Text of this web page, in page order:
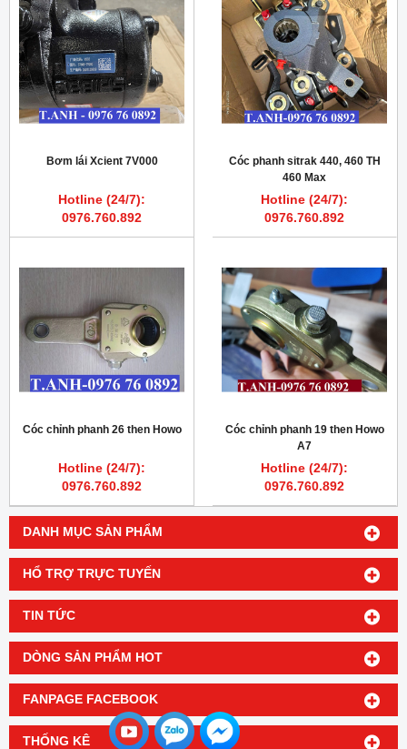
DANH MỤC SẢN PHẨM
HỔ TRỢ TRỰC TUYẾN
TIN TỨC
DÒNG SẢN PHẨM HOT
FANPAGE FACEBOOK
THỐNG KÊ
Bơm lái Xcient 7V000
Hotline (24/7):
0976.760.892
Cóc phanh sitrak 440, 460 TH
460 Max
Hotline (24/7):
0976.760.892
Cóc chỉnh phanh 26 then Howo
Hotline (24/7):
0976.760.892
Cóc chỉnh phanh 19 then Howo
A7
Hotline (24/7):
0976.760.892